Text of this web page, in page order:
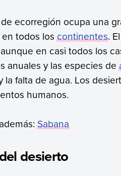
ecorregión ocupa una
todos loscontinentes.
en casi todos los
anuales y las especies de
la falta de agua. Los
humanos.
Sabana
desierto